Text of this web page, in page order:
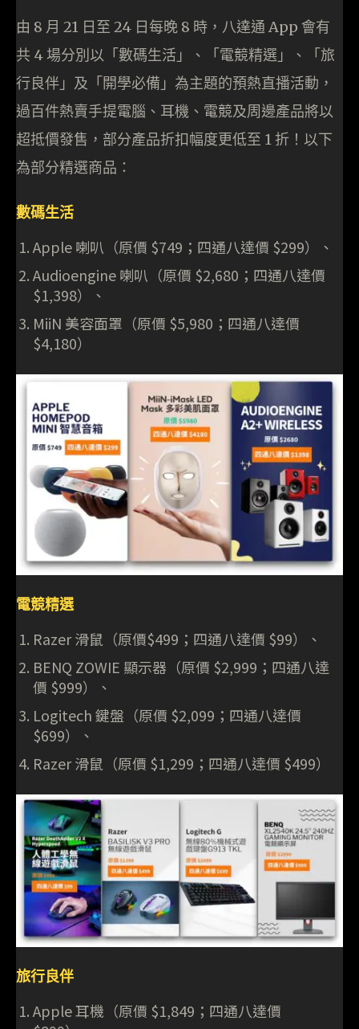
由 8 月 21 日至 24 日每晚 8 時，八達通 App 會有
共 4 場分別以「數碼生活」、「電競精選」、「旅
行良伴」及「開學必備」為主題的預熱直播活動，
過百件熱賣手提電腦、耳機、電競及周邊產品將以
超抵價發售，部分產品折扣幅度更低至 1 折！以下
為部分精選商品：
數碼生活
Apple 喇叭（原價 $749；四通八達價 $299）、
Audioengine 喇叭（原價 $2,680；四通八達價
$1,398）、
MiiN 美容面罩（原價 $5,980；四通八達價
$4,180）
電競精選
Razer 滑鼠（原價$499；四通八達價 $99）、
BENQ ZOWIE 顯示器（原價 $2,999；四通八達
價 $999）、
Logitech 鍵盤（原價 $2,099；四通八達價
$699）、
Razer 滑鼠（原價 $1,299；四通八達價 $499）
旅行良伴
Apple 耳機（原價 $1,849；四通八達價